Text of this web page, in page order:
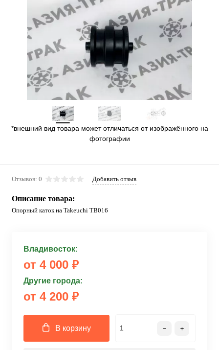
*внешний вид товара может отличаться от изображённого на
фотографии
Отзывов: 0 Добавить отзыв
Описание товара:
Опорный каток на Takeuchi TB016
Владивосток:
от 4 000 ₽
Другие города:
от 4 200 ₽
В корзину